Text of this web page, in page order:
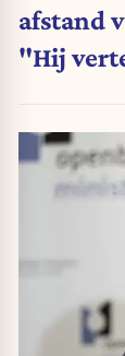
afstand
"Hij